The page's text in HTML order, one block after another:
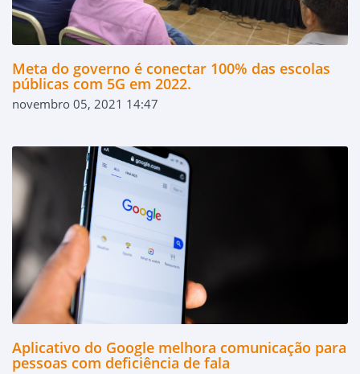
Meta do governo é conectar 100% das escolas
públicas com 5G em 2022.
novembro 05, 2021 14:47
Aplicativo do Google melhora comunicação para
pessoas com deficiência de fala